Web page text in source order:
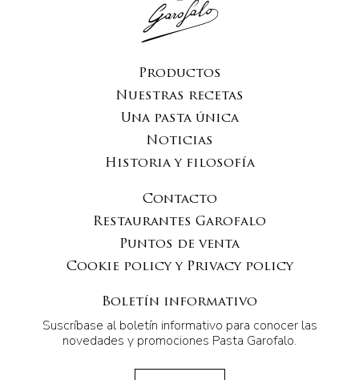
Productos
Nuestras recetas
Una pasta única
Noticias
Historia y filosofía
Contacto
Restaurantes Garofalo
Puntos de venta
Cookie policy y Privacy policy
Boletín informativo
Suscríbase al boletín informativo para conocer las
novedades y promociones Pasta Garofalo.